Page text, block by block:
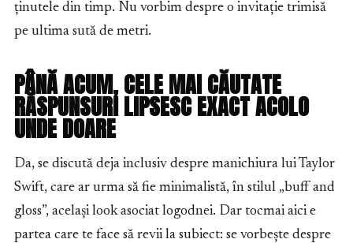
ținutele din timp. Nu vorbim despre o invitație trimisă
pe ultima sută de metri.
PÂNĂ ACUM, CELE MAI CĂUTATE
RĂSPUNSURI LIPSESC EXACT ACOLO
UNDE DOARE
Da, se discută deja inclusiv despre manichiura lui Taylor
Swift, care ar urma să fie minimalistă, în stilul „buff and
gloss”, același look asociat logodnei. Dar tocmai aici e
partea care te face să revii la subiect: se vorbește despre